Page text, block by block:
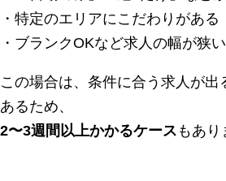
・特定のエリアにこだわりがある
・ブランクOKなど求人の幅が狭い
この場合は、条件に合う求人が出
あるため、
2〜3週間以上かかるケース もあり